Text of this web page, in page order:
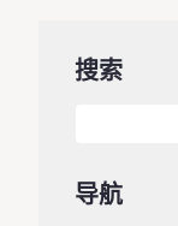
搜索
导航